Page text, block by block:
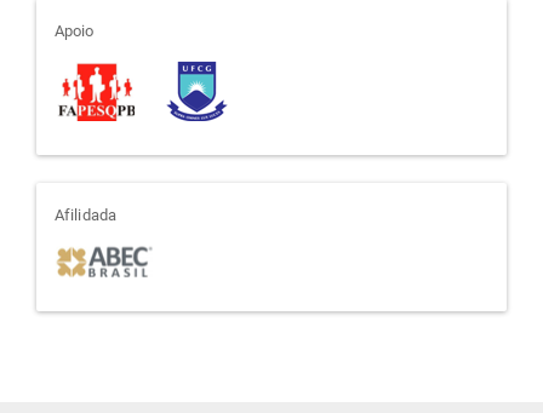
apoio
Apoio
afiliada
Afilidada